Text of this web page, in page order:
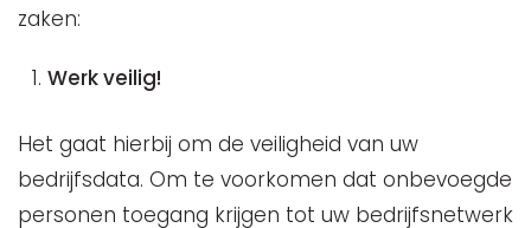
zaken:
Werk veilig!
Het gaat hierbij om de veiligheid van uw
bedrijfsdata. Om te voorkomen dat onbevoegde
personen toegang krijgen tot uw bedrijfsnetwerk